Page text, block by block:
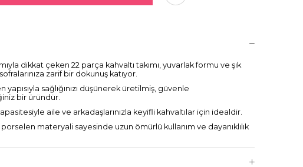
dikkat çeken 22 parça kahvaltı takımı, yuvarlak formu ve şık
zarif bir dokunuş katıyor.
yapısıyla sağlığınızı düşünerek üretilmiş, güvenle
bir üründür.
aile ve arkadaşlarınızla keyifli kahvaltılar için idealdir.
materyali sayesinde uzun ömürlü kullanım ve dayanıklılık
olan bu takım, her türlü sofra düzenine kolayca uyum sağlar ve
kazandırır.